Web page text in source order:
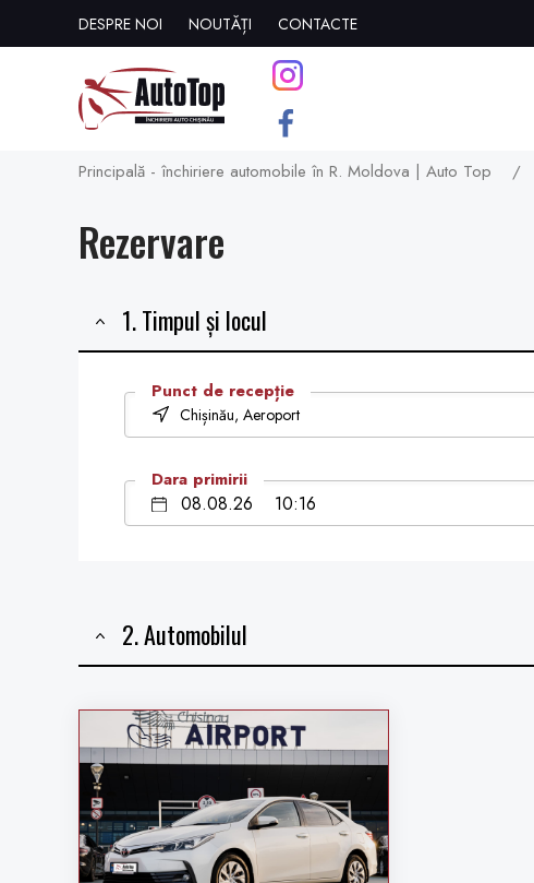
DESPRE NOI NOUTĂȚI CONTACTE
Principală - închiriere automobile în R. Moldova | Auto Top /
Rezervare
1. Timpul și locul
Punct de recepție
Chișinău, Aeroport
Dara primirii
2. Automobilul